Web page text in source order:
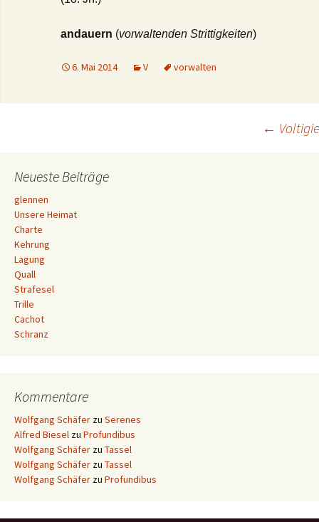
andauern (vorwaltenden Strittigkeiten)
6. Mai 2014 V vorwalten
Navigation
←
Neueste Beiträge
glennen
Unsere Heimat
Charte
Kehrung
Lagung
Quall
Strafesel
Trille
Cachot
Schranz
Kommentare
Wolfgang Schäfer zu Serenes
Alfred Biesel zu Profundibus
Wolfgang Schäfer zu Tassel
Wolfgang Schäfer zu Tassel
Wolfgang Schäfer zu Profundibus